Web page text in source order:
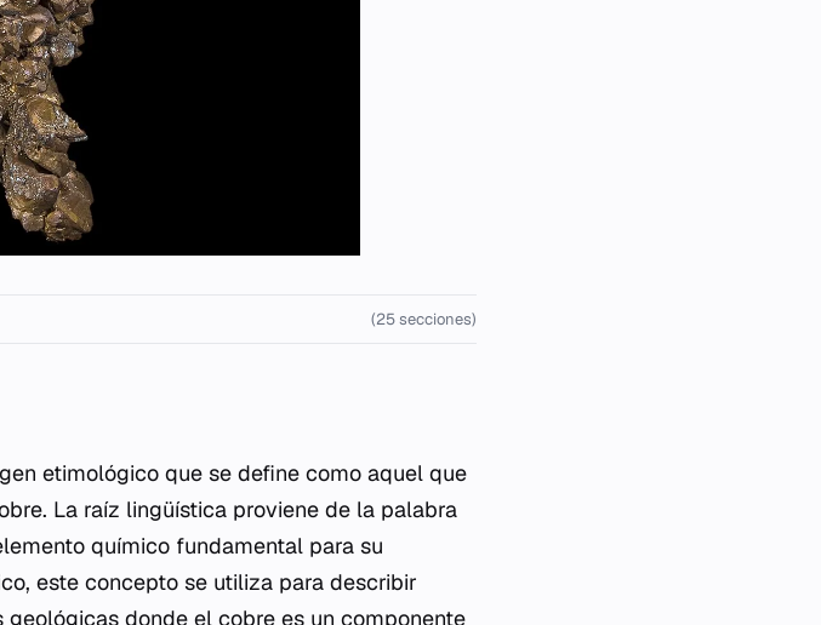
(25 secciones)
etimológico que se define como aquel que
La raíz lingüística proviene de la palabra
químico fundamental para su
este concepto se utiliza para describir
donde el cobre es un componente